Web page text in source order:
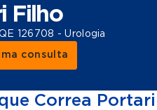
Filho
126708 - Urologia
consulta
Correa